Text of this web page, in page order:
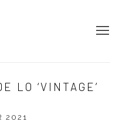
LO ‘VINTAGE’
2021